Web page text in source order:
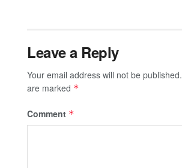
Leave a Reply
Your email address will not be published.
are marked *
Comment *